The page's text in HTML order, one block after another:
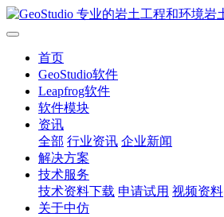
首页
GeoStudio软件
Leapfrog软件
软件模块
资讯
全部 行业资讯 企业新闻
解决方案
技术服务
技术资料下载 申请试用 视频资料
关于中仿